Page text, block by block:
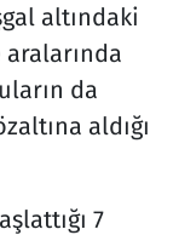
altındaki
da
aldığı
7